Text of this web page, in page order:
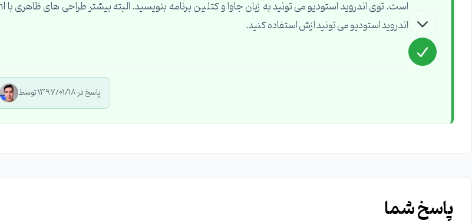
اندروید استودیو می تونید ازش استفاده کنید.
پاسخ در 1397/01/18 توسط
پاسخ شما